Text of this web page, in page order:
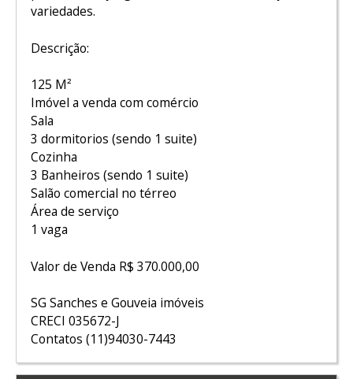
variedades.
Descrição:
125 M²
Imóvel a venda com comércio
Sala
3 dormitorios (sendo 1 suite)
Cozinha
3 Banheiros (sendo 1 suite)
Salão comercial no térreo
Área de serviço
1 vaga
Valor de Venda R$ 370.000,00
SG Sanches e Gouveia imóveis
CRECI 035672-J
Contatos (11)94030-7443